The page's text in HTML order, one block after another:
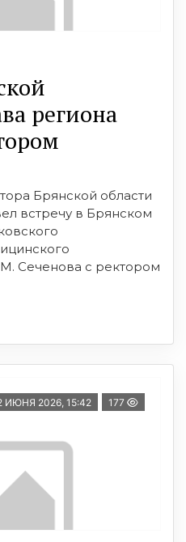
региона
Брянской области
встречу в Брянском
Сеченова с ректором
ИЮНЯ 2026, 15:42 177